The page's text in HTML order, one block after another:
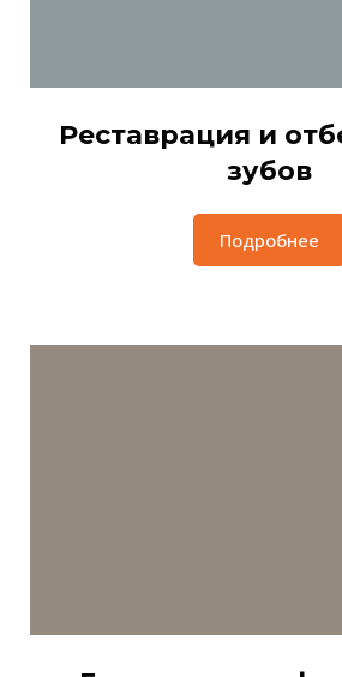
Реставрация и
зубов
Подробнее